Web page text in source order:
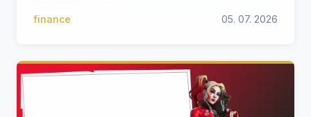
finance 05. 07. 2026